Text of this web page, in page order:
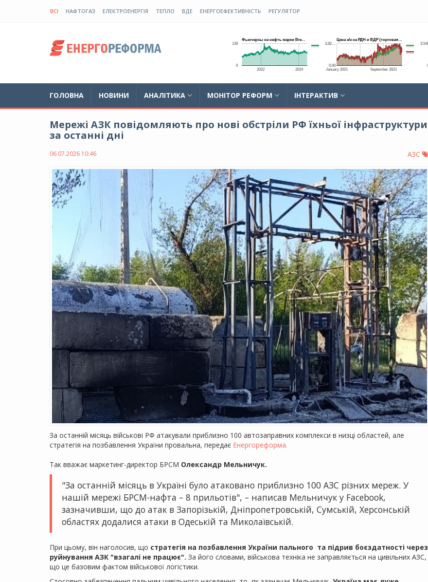
ВСІ НАФТОГАЗ ЕЛЕКТРОЕНЕРГІЯ ТЕПЛО ВДЕ ЕНЕРГОЕФЕКТИВНІСТЬ РЕГУЛЯТОР
ГОЛОВНА НОВИНИ АНАЛІТИКА МОНІТОР РЕФОРМ ІНТЕРАКТИВ
Мережі АЗК повідомляють про нові обстріли РФ їхньої інфраструктури
за останні дні
06.07.2026 10:46 АЗС
За останній місяць військові РФ атакували приблизно 100 автозаправних комплекси в низці областей, але
стратегія на позбавлення України провальна, передає Енергореформа.
Так вважає маркетинг-директор БРСМ Олександр Мельничук.
"За останній місяць в Україні було атаковано приблизно 100 АЗС різних мереж. У
нашій мережі БРСМ-нафта – 8 прильотів", – написав Мельничук у Facebook,
зазначивши, що до атак в Запорізькій, Дніпропетровській, Сумській, Херсонській
областях додалися атаки в Одеській та Миколаївській.
При цьому, він наголосив, що стратегія на позбавлення України пального та підрив боєздатності через
руйнування АЗК "взагалі не працює". За його словами, військова техніка не заправляється на цивільних АЗС,
що це базовим фактом військової логістики.